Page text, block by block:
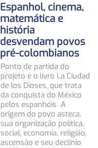
Espanhol, cinema,
matemática e
história
desvendam povos
pré-colombianos
Ponto de partida do
projeto é o livro La Ciudad
de los Dioses, que trata
da conquista do México
pelos espanhóis A
origem do povo asteca,
sua organização política,
social, economia, religião,
ascensão e seu declínio